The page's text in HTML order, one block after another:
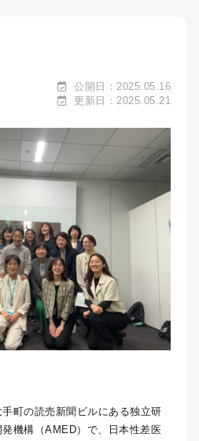
公開日：2025.05.16
更新日：2025.05.21
町の読売新聞ビルにある独立研
機構（AMED）で、日本性差医